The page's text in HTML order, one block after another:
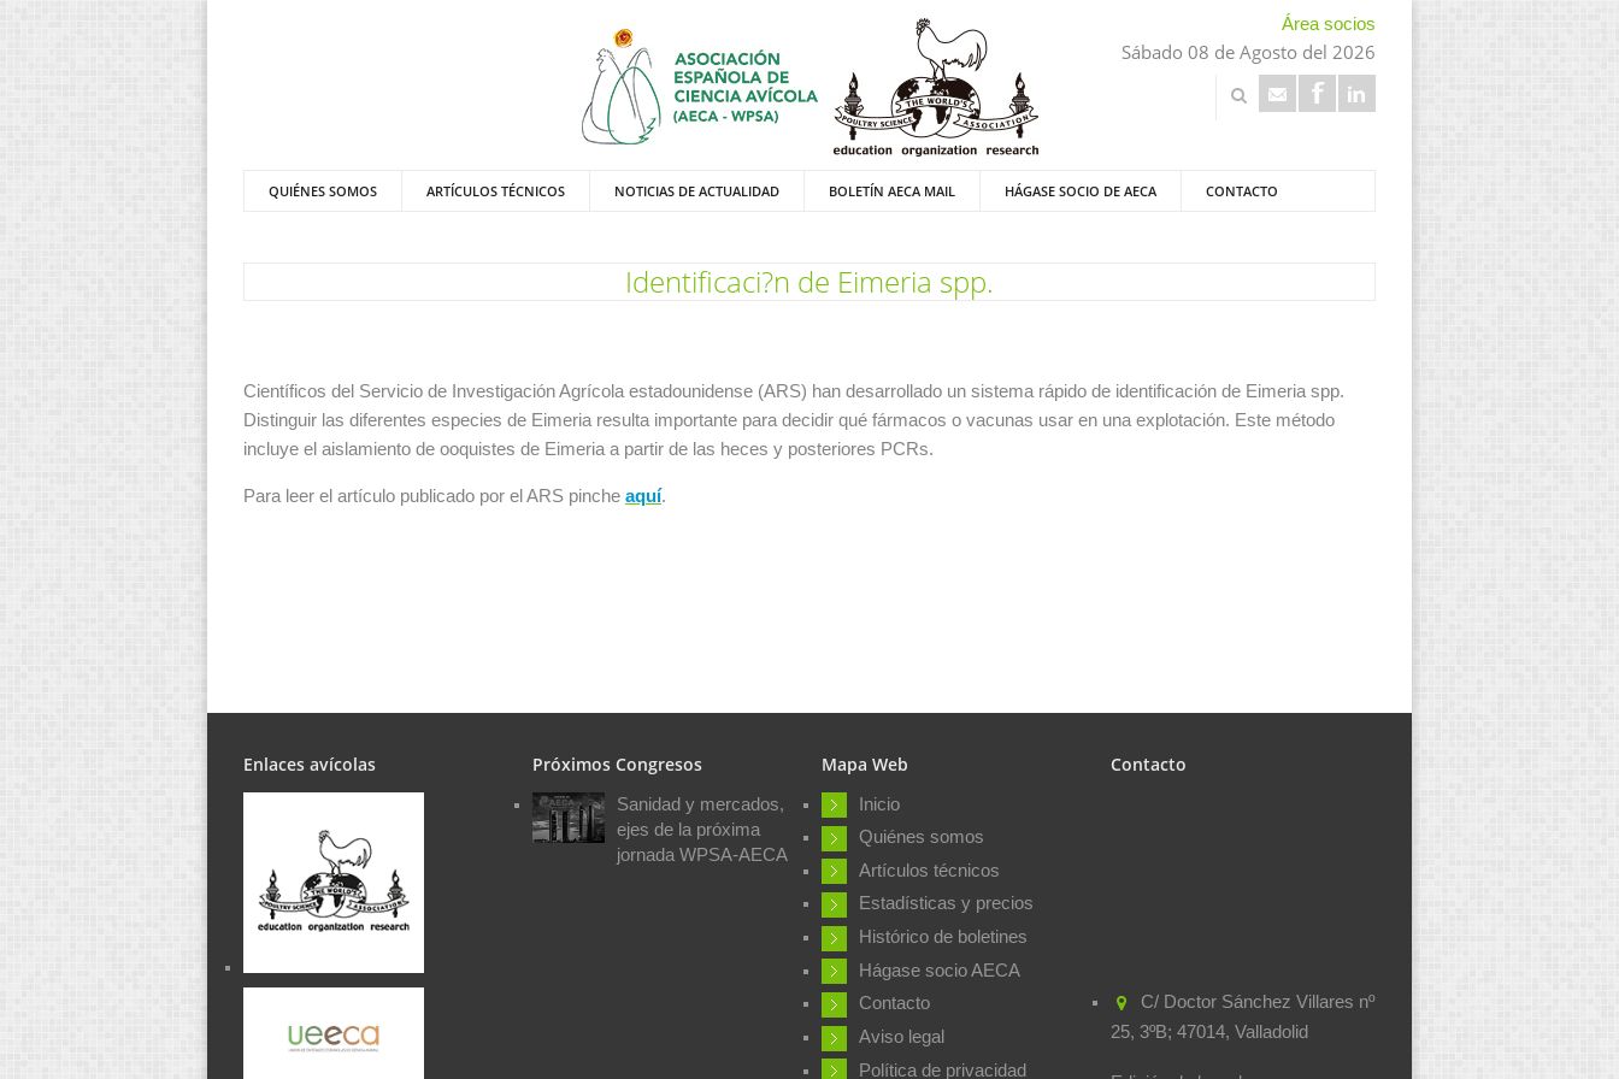
Área socios
Sábado 08 de Agosto del 2026
QUIÉNES SOMOS ARTÍCULOS TÉCNICOS NOTICIAS DE ACTUALIDAD BOLETÍN AECA MAIL HÁGASE SOCIO DE AECA CONTACTO
Identificaci?n de Eimeria spp.
Científicos del Servicio de Investigación Agrícola estadounidense (ARS) han desarrollado un sistema rápido de identificación de Eimeria spp.
Distinguir las diferentes especies de Eimeria resulta importante para decidir qué fármacos o vacunas usar en una explotación. Este método
incluye el aislamiento de ooquistes de Eimeria a partir de las heces y posteriores PCRs.
Para leer el artículo publicado por el ARS pinche aquí.
Enlaces avícolas Próximos Congresos
Sanidad y mercados,
ejes de la próxima
jornada WPSA-AECA
Mapa Web
Inicio
Quiénes somos
Artículos técnicos
Estadísticas y precios
Histórico de boletines
Hágase socio AECA
Contacto
Aviso legal
Política de privacidad
Contacto
C/ Doctor Sánchez Villares nº
25, 3ºB; 47014, Valladolid